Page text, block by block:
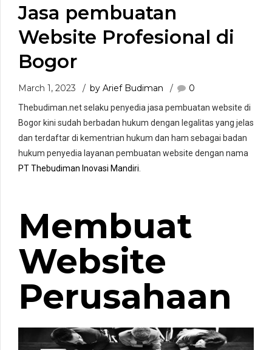
Jasa pembuatan
Website Profesional di
Bogor
March 1, 2023 by Arief Budiman 0
Thebudiman.net selaku penyedia jasa pembuatan website di
Bogor kini sudah berbadan hukum dengan legalitas yang jelas
dan terdaftar di kementrian hukum dan ham sebagai badan
hukum penyedia layanan pembuatan website dengan nama
PT Thebudiman Inovasi Mandiri
Membuat
Website
Perusahaan